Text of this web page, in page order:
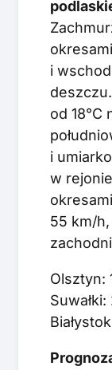
i
od 18°C
i
w
55 km/
Olsztyn:
Suwałki: